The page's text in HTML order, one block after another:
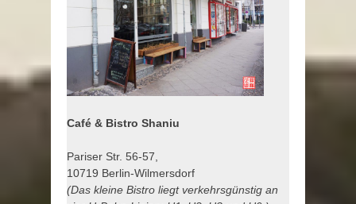
Café & Bistro Shaniu
Pariser Str. 56-57,
10719 Berlin-Wilmersdorf
(Das kleine Bistro liegt verkehrsgünstig an